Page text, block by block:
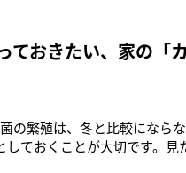
くる前に済ませてしまうの
ておきたい、家の「
の繁殖は、冬と比較になら
しておくことが大切です。